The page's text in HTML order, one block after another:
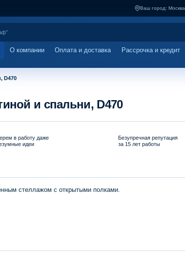
Ваш город: Москва
О компании Оплата и доставка Рассрочка и кредит
D470
и спальни, D470
в работу даже
идеи
Безупречная репутация
за 15 лет работы
стеллажом с открытыми полками.